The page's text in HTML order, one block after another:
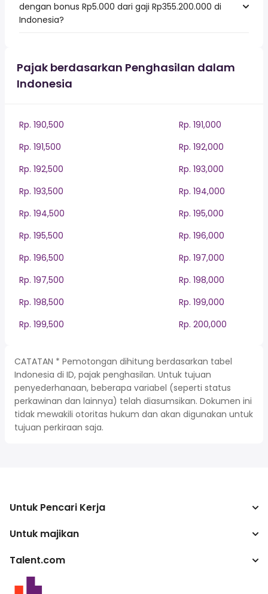
dengan bonus Rp5.000 dari gaji Rp355.200.000 di
Indonesia?
Pajak berdasarkan Penghasilan dalam
Indonesia
Rp. 190,500
Rp. 191,000
Rp. 191,500
Rp. 192,000
Rp. 192,500
Rp. 193,000
Rp. 193,500
Rp. 194,000
Rp. 194,500
Rp. 195,000
Rp. 195,500
Rp. 196,000
Rp. 196,500
Rp. 197,000
Rp. 197,500
Rp. 198,000
Rp. 198,500
Rp. 199,000
Rp. 199,500
Rp. 200,000
CATATAN * Pemotongan dihitung berdasarkan tabel
Indonesia di ID, pajak penghasilan. Untuk tujuan
penyederhanaan, beberapa variabel (seperti status
perkawinan dan lainnya) telah diasumsikan. Dokumen ini
tidak mewakili otoritas hukum dan akan digunakan untuk
tujuan perkiraan saja.
Untuk Pencari Kerja
Mencari pekerjaan
Untuk majikan
Perusahaan
Talent.com
Lebih banyak negara